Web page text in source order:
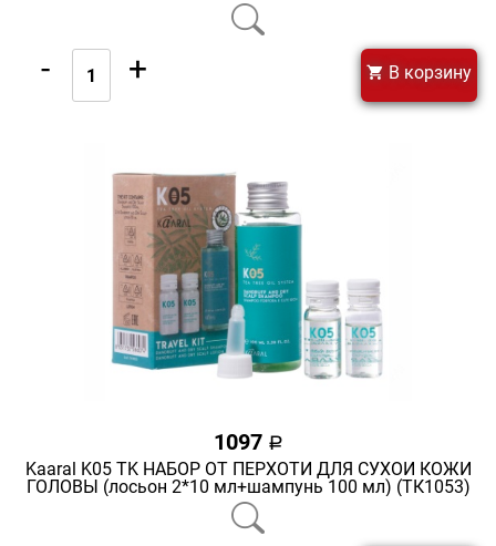
- + В корзину
1097 a
Kaaral K05 TK НАБОР ОТ ПЕРХОТИ ДЛЯ СУХОЙ КОЖИ
ГОЛОВЫ (лосьон 2*10 мл+шампунь 100 мл) (ТК1053)